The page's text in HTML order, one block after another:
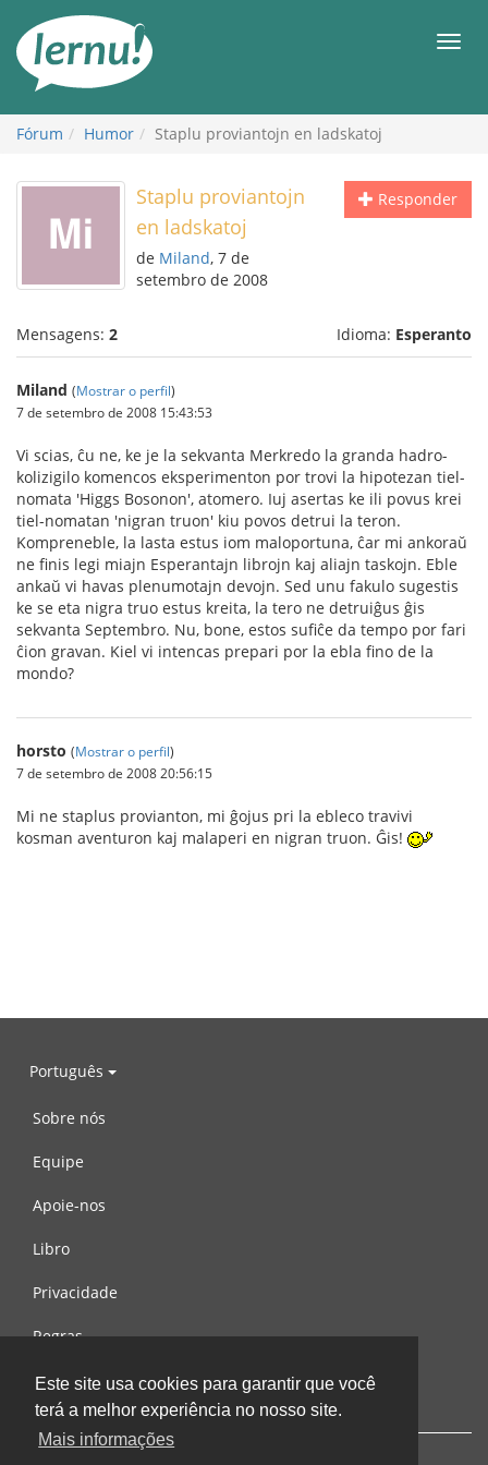
Este site usa cookies para garantir que você
terá a melhor experiência no nosso site.
Mais informações
conteúdo
Fórum Humor Staplu proviantojn en ladskatoj
Responder
Staplu proviantojn
en ladskatoj
de Miland, 7 de
setembro de 2008
Mensagens: 2 Idioma: Esperanto
Miland (Mostrar o perfil)
7 de setembro de 2008 15:43:53
Vi scias, ĉu ne, ke je la sekvanta Merkredo la granda hadro-
kolizigilo komencos eksperimenton por trovi la hipotezan tiel-
nomata 'Higgs Bosonon', atomero. Iuj asertas ke ili povus krei
tiel-nomatan 'nigran truon' kiu povos detrui la teron.
Kompreneble, la lasta estus iom maloportuna, ĉar mi ankoraŭ
ne finis legi miajn Esperantajn librojn kaj aliajn taskojn. Eble
ankaŭ vi havas plenumotajn devojn. Sed unu fakulo sugestis
ke se eta nigra truo estus kreita, la tero ne detruiĝus ĝis
sekvanta Septembro. Nu, bone, estos sufiĉe da tempo por fari
ĉion gravan. Kiel vi intencas prepari por la ebla fino de la
mondo?
horsto (Mostrar o perfil)
7 de setembro de 2008 20:56:15
Mi ne staplus provianton, mi ĝojus pri la ebleco travivi
kosman aventuron kaj malaperi en nigran truon. Ĝis!
Português
Sobre nós
Equipe
Apoie-nos
Libro
Privacidade
Regras
Contacte-nos